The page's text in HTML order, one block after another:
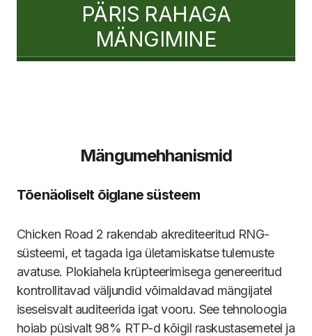
PÄRIS RAHAGA
MÄNGIMINE
Mängumehhanismid
Tõenäoliselt õiglane süsteem
Chicken Road 2 rakendab akrediteeritud RNG-
süsteemi, et tagada iga ületamiskatse tulemuste
avatuse. Plokiahela krüpteerimisega genereeritud
kontrollitavad väljundid võimaldavad mängijatel
iseseisvalt auditeerida igat vooru. See tehnoloogia
hoiab püsivalt 98% RTP-d kõigil raskustasemetel ja